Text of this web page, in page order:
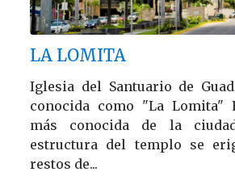
LA LOMITA
Iglesia del Santuario de
conocida como "La Lomita"
más conocida de la
estructura del templo se
restos de...